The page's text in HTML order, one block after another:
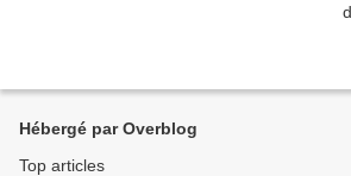
Hébergé par Overblog
Top articles